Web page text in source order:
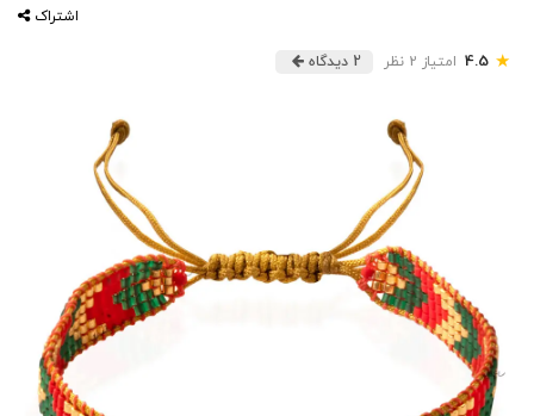
اشتراک
★
4.5 امتیاز 2 نظر 2 دیدگاه